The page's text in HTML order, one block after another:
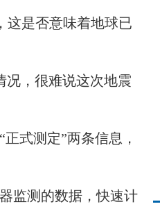
是否意味着地球已
，很难说这次地震
式测定”两条信息，
监测的数据，快速计